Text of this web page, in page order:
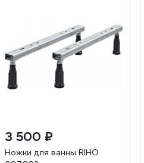
3 500 ₽
Ножки для ванны RIHO